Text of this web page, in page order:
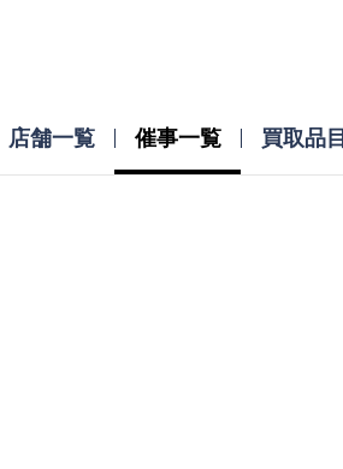
店舗一覧 催事一覧 買取品目